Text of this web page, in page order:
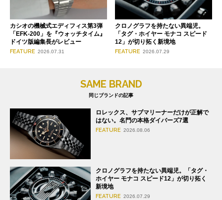
カシオの機械式エディフィス第3弾
「EFK-200」を『ウォッチタイム』
ドイツ版編集長がレビュー
FEATURE 2026.07.31
クロノグラフを持たない異端児。
「タグ・ホイヤー モナコ スピード
12」が切り拓く新境地
FEATURE 2026.07.29
SAME BRAND
同じブランドの記事
ロレックス、サブマリーナーだけが正解で
はない。名門の本格ダイバーズ7選
FEATURE 2026.08.06
クロノグラフを持たない異端児。「タグ・
ホイヤー モナコ スピード12」が切り拓く
新境地
FEATURE 2026.07.29